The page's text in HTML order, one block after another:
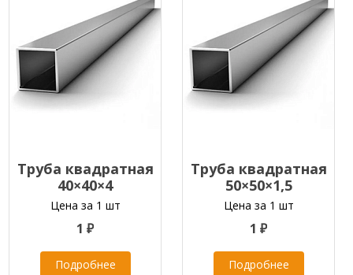
Труба квадратная
40×40×4
Цена за 1 шт
1 ₽
Подробнее
Труба квадратная
50×50×1,5
Цена за 1 шт
1 ₽
Подробнее